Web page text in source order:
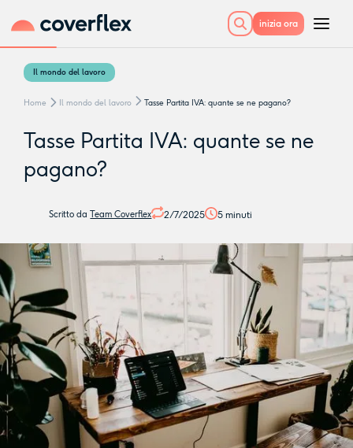
inizia ora
Il mondo del lavoro
Home Il mondo del lavoro Tasse Partita IVA: quante se ne pagano?
Tasse Partita IVA: quante se ne
pagano?
Scritto daTeam Coverflex 2/7/2025 5 minuti